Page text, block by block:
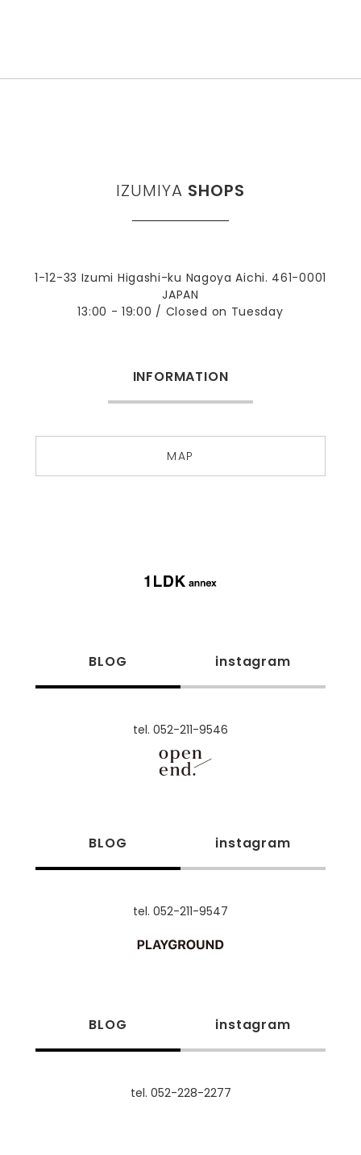
IZUMIYA SHOPS
1-12-33 Izumi Higashi-ku Nagoya Aichi. 461-0001
JAPAN
13:00 - 19:00 / Closed on Tuesday
INFORMATION
MAP
BLOG instagram
tel. 052-211-9546
BLOG instagram
tel. 052-211-9547
BLOG instagram
tel. 052-228-2277